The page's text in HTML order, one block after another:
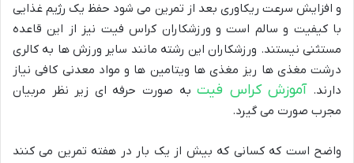
و افزایش سرعت ریکاوری بعد از تمرین می شود حفظ یک رژیم غذایی
با کیفیت و سالم است و ورزشکاران کراس فیت نیز از این قاعده
مستثنی نیستند. ورزشکاران این رشته مانند سایر ورزش ها به کالری
درشت مغذی ها ریز مغذی ها ویتامین ها و مواد معدنی کافی نیاز
دارند. آموزش کراس فیتبه صورت حرفه ای زیر نظر مربیان
مجرب صورت می گیرد.
واضح است که کسانی که بیش از یک بار در هفته تمرین می کنند